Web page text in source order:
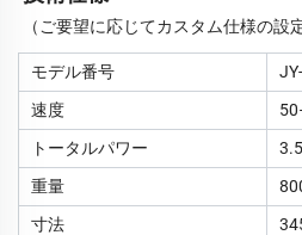
（ご要望に応じてカスタム仕様の設
モデル番号
速度
トータルパワー
重量
寸法